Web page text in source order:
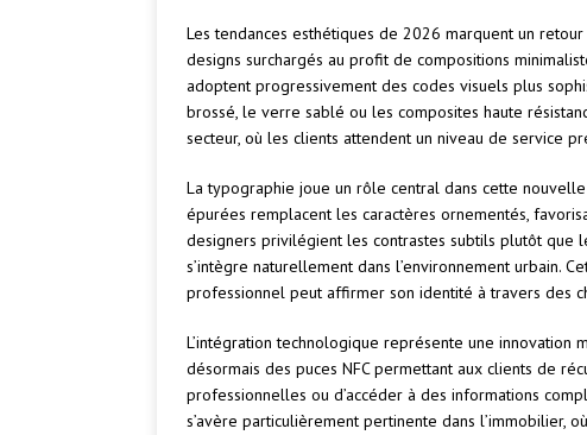
Les tendances esthétiques de 2026 marquent un
designs surchargés au profit de compositions
adoptent progressivement des codes visuels plus
brossé, le verre sablé ou les composites haute
secteur, où les clients attendent un niveau de service
La typographie joue un rôle central dans cette
épurées remplacent les caractères ornementés,
designers privilégient les contrastes subtils plutôt que
s’intègre naturellement dans l’environnement urbain.
professionnel peut affirmer son identité à travers des
L’intégration technologique représente une innovation
désormais des puces NFC permettant aux clients de
professionnelles ou d’accéder à des informations
s’avère particulièrement pertinente dans l’immobilier,